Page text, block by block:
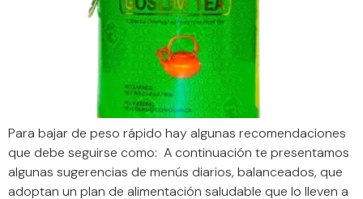
Para bajar de peso rápido hay algunas recomendaciones
que debe seguirse como: A continuación te presentamos
algunas sugerencias de menús diarios, balanceados, que
adoptan un plan de alimentación saludable que lo lleven a